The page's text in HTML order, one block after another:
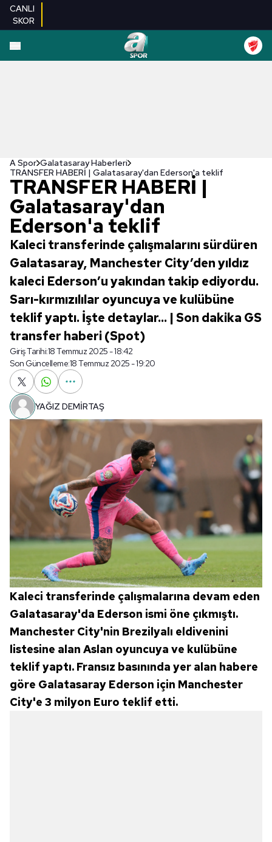
CANLI
SKOR
A Spor Galatasaray Haberleri
TRANSFER HABERİ | Galatasaray'dan Ederson'a teklif
TRANSFER HABERİ |
Galatasaray'dan
Ederson'a teklif
Kaleci transferinde çalışmalarını sürdüren
Galatasaray, Manchester City’den yıldız
kaleci Ederson’u yakından takip ediyordu.
Sarı-kırmızılılar oyuncuya ve kulübüne
teklif yaptı. İşte detaylar... | Son dakika GS
transfer haberi (Spot)
Giriş Tarihi:18 Temmuz 2025 - 18:42
Son Güncelleme:18 Temmuz 2025 - 19:20
YAĞIZ DEMİRTAŞ
Kaleci transferinde çalışmalarına devam eden
Galatasaray'da Ederson ismi öne çıkmıştı.
Manchester City'nin Brezilyalı eldivenini
listesine alan Aslan oyuncuya ve kulübüne
teklif yaptı. Fransız basınında yer alan habere
göre Galatasaray Ederson için Manchester
City'e 3 milyon Euro teklif etti.